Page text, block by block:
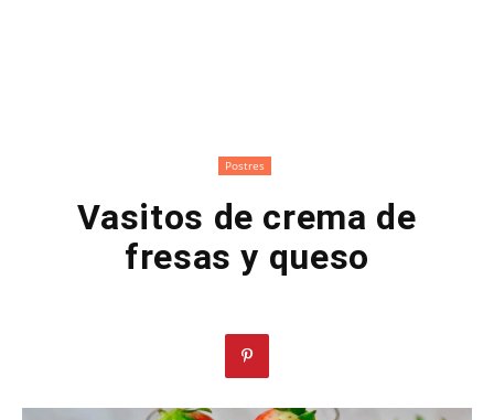
Postres
Vasitos de crema de
fresas y queso